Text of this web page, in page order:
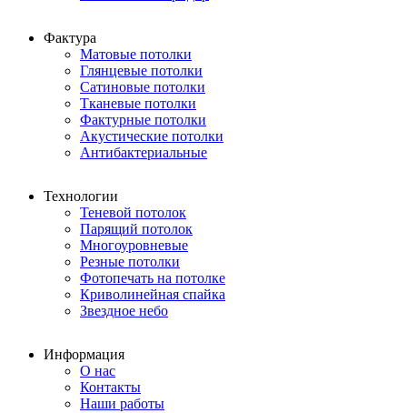
Фактура
Матовые потолки
Глянцевые потолки
Сатиновые потолки
Тканевые потолки
Фактурные потолки
Акустические потолки
Антибактериальные
Технологии
Теневой потолок
Парящий потолок
Многоуровневые
Резные потолки
Фотопечать на потолке
Криволинейная спайка
Звездное небо
Информация
О нас
Контакты
Наши работы